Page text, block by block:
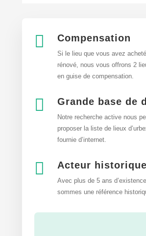
 Compensation
Si le lieu que vous avez
rénové, nous vous offrons 2
en guise de compensation.
 Grande base de
Notre recherche active nous
proposer la liste de lieux
fournie d’internet.
 Acteur historique
Avec plus de 5 ans
sommes une référence